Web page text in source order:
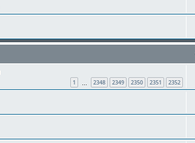
1 2348 2349 2350 2351 2352